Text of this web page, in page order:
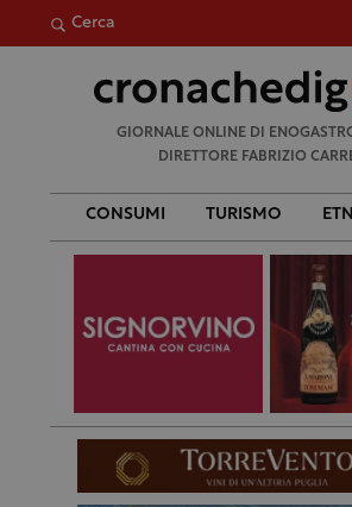
Cerca
per:
GIORNALE ONLINE DI
DIRETTORE FABRIZIO
CONSUMI TURISMO